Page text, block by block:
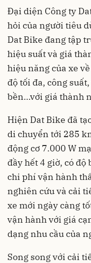
Đại diện Công ty
hỏi của người tiêu
Dat Bike đang tập
hiệu suất và giá
hiệu năng của xe
độ tối đa, công
bền…với giá thành
Hiện Dat Bike đã
di chuyển tới 285
động cơ 7.000 W
đầy hết 4 giờ, có
chi phí vận hành
nghiên cứu và cải
xe mới ngày càng
vận hành với giá
dạng nhu cầu của
Song song với cải